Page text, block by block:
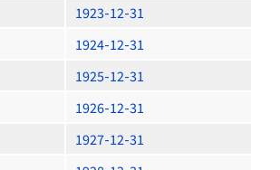
1923-12-31
1924-12-31
1925-12-31
1926-12-31
1927-12-31